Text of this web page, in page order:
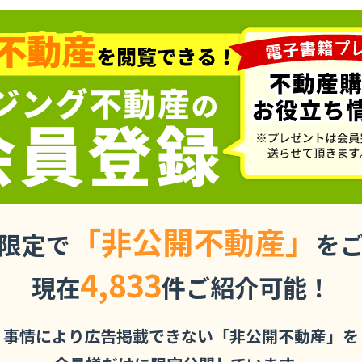
定で 「非公開不動産」 を
現在4,833件ご紹介可能！
事情により広告掲載できない「非公開不動産」を